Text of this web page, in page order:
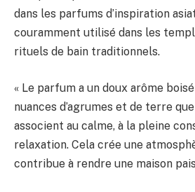
dans les parfums d’inspiration
couramment utilisé dans les
rituels de bain traditionnels.
« Le parfum a un doux arôme
nuances d’agrumes et de terre
associent au calme, à la pleine
relaxation. Cela crée une
contribue à rendre une maison